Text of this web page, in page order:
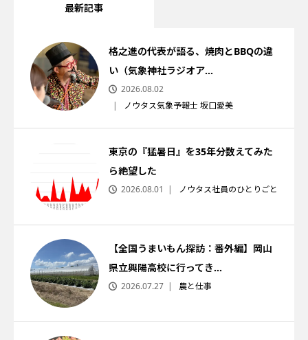
最新記事
格之進の代表が語る、焼肉とBBQの違
い（気象神社ラジオア...
2026.08.02
ノウタス気象予報士 坂口愛美
東京の『猛暑日』を35年分数えてみた
ら絶望した
2026.08.01 ノウタス社員のひとりごと
【全国うまいもん探訪：番外編】岡山
県立興陽高校に行ってき...
2026.07.27 農と仕事